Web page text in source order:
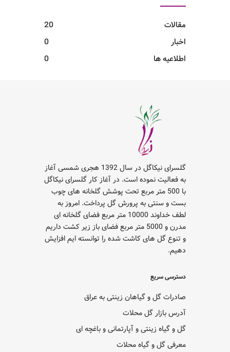
مقالات
20
اخبار
0
اطلاعیه ها
0
گلسرای نیکاگل در سال 1392 هجری شمسی آغاز
به فعالیت نموده است. در آغاز کار گلسرای نیکاگل
با 500 متر مربع تحت پوشش گلخانه های چوب
بست و سنتی به پرورش گل پرداخت. امروز به
لطف خداوند 10000 متر مربع فضای گلخانه ای
مدرن و 5000 متر مربع فضای باز زیر کشت داریم
و تنوع گل های کاشت شده را توانسته ایم افزایش
دهیم.
دسترسی سریع
صادرات گل و گیاهان زینتی به عراق
آدرس بازار گل محلات
گل و گیاه زینتی و آپارتمانی و باغچه ای
معرفی گل و گیاه محلات